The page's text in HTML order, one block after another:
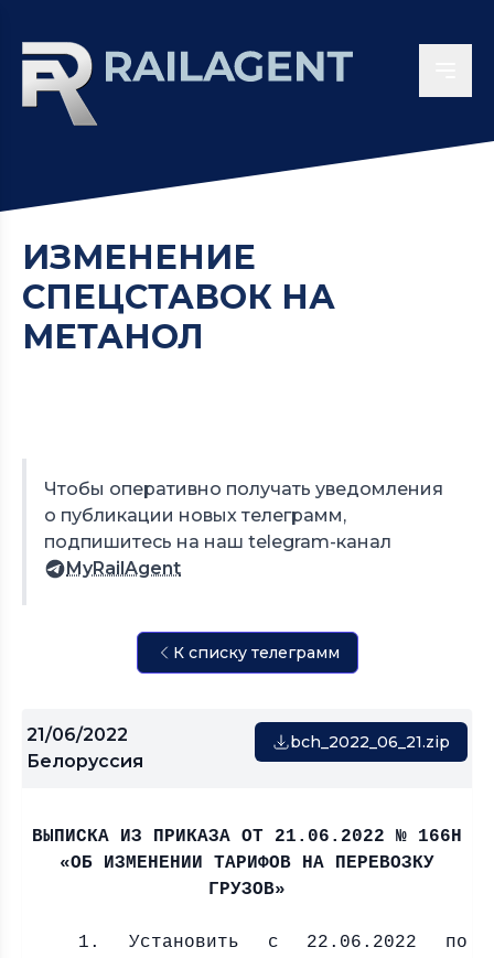
ИЗМЕНЕНИЕ
СПЕЦСТАВОК НА
МЕТАНОЛ
Чтобы оперативно получать уведомления
о публикации новых телеграмм,
подпишитесь на наш telegram-канал
MyRailAgent
К списку телеграмм
21/06/2022
Белоруссия
bch_2022_06_21.zip
ВЫПИСКА ИЗ ПРИКАЗА ОТ 21.06.2022 № 166Н
«ОБ ИЗМЕНЕНИИ ТАРИФОВ НА ПЕРЕВОЗКУ
ГРУЗОВ»
1. Установить с 22.06.2022 по